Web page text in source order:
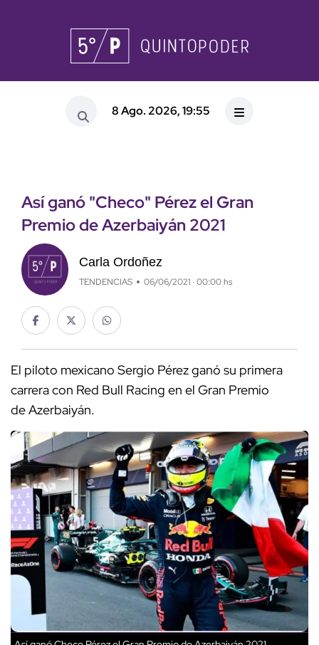
8 Ago. 2026, 19:55
Así ganó "Checo" Pérez el Gran
Premio de Azerbaiyán 2021
Carla Ordoñez
TENDENCIAS 06/06/2021 · 00:00 hs
El piloto mexicano Sergio Pérez ganó su primera
carrera con Red Bull Racing en el Gran Premio
de Azerbaiyán.